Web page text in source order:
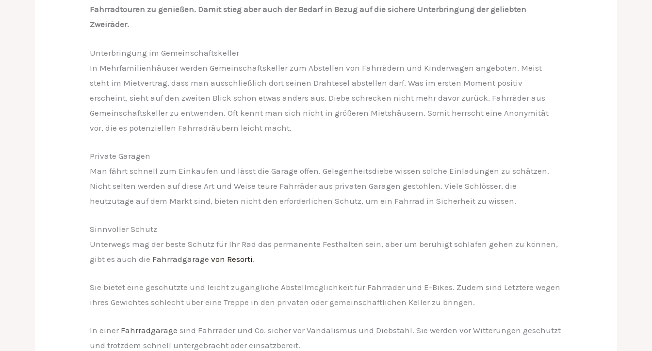
Fahrradtouren zu genießen. Damit stieg aber auch der Bedarf in Bezug auf die sichere Unterbringung der geliebten
Zweiräder.
Unterbringung im Gemeinschaftskeller
In Mehrfamilienhäuser werden Gemeinschaftskeller zum Abstellen von Fahrrädern und Kinderwagen angeboten. Meist
steht im Mietvertrag, dass man ausschließlich dort seinen Drahtesel abstellen darf. Was im ersten Moment positiv
erscheint, sieht auf den zweiten Blick schon etwas anders aus. Diebe schrecken nicht mehr davor zurück, Fahrräder aus
Gemeinschaftskeller zu entwenden. Oft kennt man sich nicht in größeren Mietshäusern. Somit herrscht eine Anonymität
vor, die es potenziellen Fahrradräubern leicht macht.
Private Garagen
Man fährt schnell zum Einkaufen und lässt die Garage offen. Gelegenheitsdiebe wissen solche Einladungen zu schätzen.
Nicht selten werden auf diese Art und Weise teure Fahrräder aus privaten Garagen gestohlen. Viele Schlösser, die
heutzutage auf dem Markt sind, bieten nicht den erforderlichen Schutz, um ein Fahrrad in Sicherheit zu wissen.
Sinnvoller Schutz
Unterwegs mag der beste Schutz für Ihr Rad das permanente Festhalten sein, aber um beruhigt schlafen gehen zu können,
gibt es auch die Fahrradgarage von Resorti.
Sie bietet eine geschützte und leicht zugängliche Abstellmöglichkeit für Fahrräder und E-Bikes. Zudem sind Letztere wegen
ihres Gewichtes schlecht über eine Treppe in den privaten oder gemeinschaftlichen Keller zu bringen.
In einer Fahrradgarage sind Fahrräder und Co. sicher vor Vandalismus und Diebstahl. Sie werden vor Witterungen geschützt
und trotzdem schnell untergebracht oder einsatzbereit.